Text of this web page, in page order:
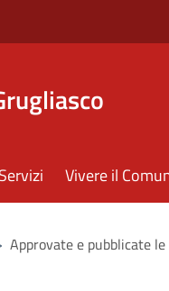
Servizi Vivere il
Approvate e pubblicate